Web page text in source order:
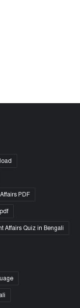
PDF
Affairs Quiz in Bengali